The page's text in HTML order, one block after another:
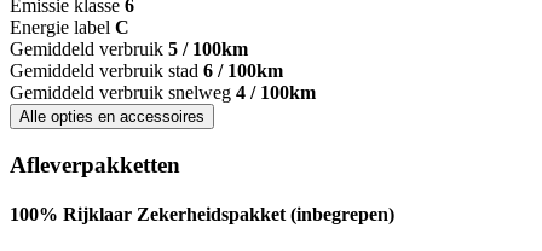
Emissie klasse 6
Energie label C
Gemiddeld verbruik 5 / 100km
Gemiddeld verbruik stad 6 / 100km
Gemiddeld verbruik snelweg 4 / 100km
Alle opties en accessoires
Afleverpakketten
100% Rijklaar Zekerheidspakket (inbegrepen)